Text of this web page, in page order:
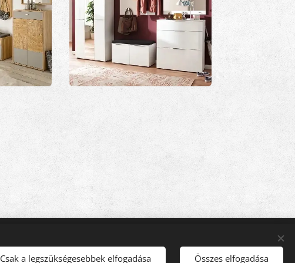
Magyar
English
Csak a legszükségesebbek elfogadása Összes elfogadása